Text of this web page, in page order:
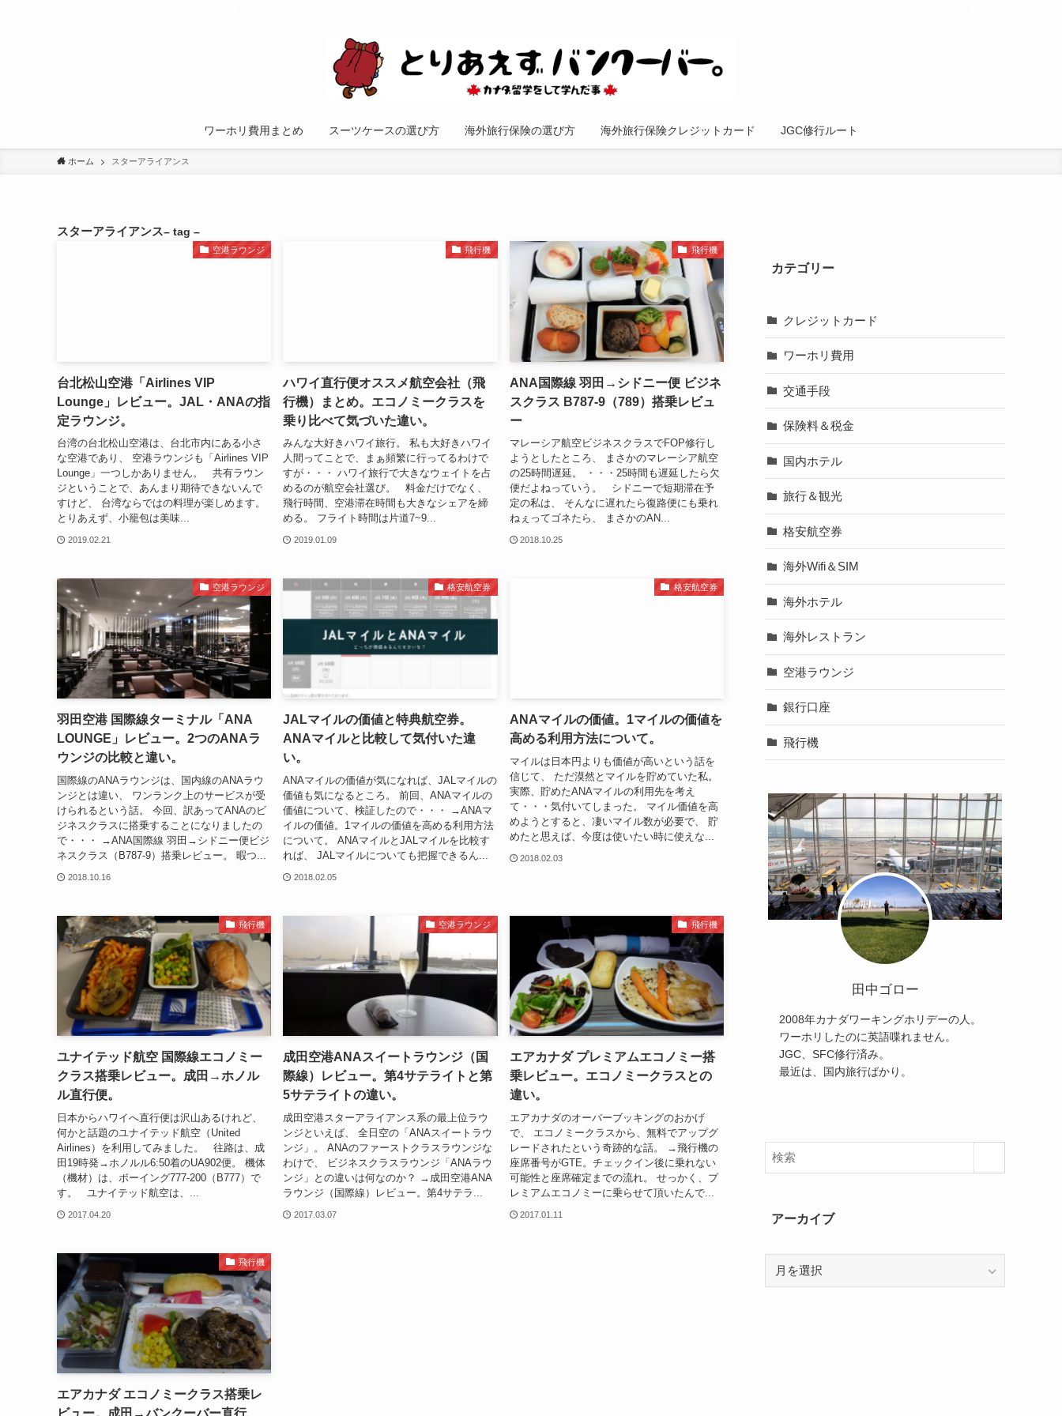
ワーホリ費用まとめ スーツケースの選び方 海外旅行保険の選び方 海外旅行保険クレジットカード JGC修行ルート
ホーム スターアライアンス
スターアライアンス– tag –
空港ラウンジ
台北松山空港「Airlines VIP
Lounge」レビュー。JAL・ANAの指
定ラウンジ。
台湾の台北松山空港は、台北市内にある小さ
な空港であり、 空港ラウンジも「Airlines VIP
Lounge」一つしかありません。 共有ラウン
ジということで、あんまり期待できないんで
すけど、 台湾ならではの料理が楽しめます。
とりあえず、小籠包は美味...
2019.02.21
飛行機
ハワイ直行便オススメ航空会社（飛
行機）まとめ。エコノミークラスを
乗り比べて気づいた違い。
みんな大好きハワイ旅行。 私も大好きハワイ
人間ってことで、まぁ頻繁に行ってるわけで
すが・・・ ハワイ旅行で大きなウェイトを占
めるのが航空会社選び。 料金だけでなく、
飛行時間、空港滞在時間も大きなシェアを締
める。 フライト時間は片道7~9...
2019.01.09
飛行機
ANA国際線 羽田→シドニー便 ビジネ
スクラス B787-9（789）搭乗レビュ
ー
マレーシア航空ビジネスクラスでFOP修行し
ようとしたところ、 まさかのマレーシア航空
の25時間遅延。 ・・・25時間も遅延したら欠
便だよねっていう。 シドニーで短期滞在予
定の私は、 そんなに遅れたら復路便にも乗れ
ねぇってゴネたら、 まさかのAN...
2018.10.25
空港ラウンジ
羽田空港 国際線ターミナル「ANA
LOUNGE」レビュー。2つのANAラ
ウンジの比較と違い。
国際線のANAラウンジは、国内線のANAラウ
ンジとは違い、 ワンランク上のサービスが受
けられるという話。 今回、訳あってANAのビ
ジネスクラスに搭乗することになりましたの
で・・・ →ANA国際線 羽田→シドニー便ビジ
ネスクラス（B787-9）搭乗レビュー。 暇つ...
2018.10.16
格安航空券
JALマイルの価値と特典航空券。
ANAマイルと比較して気付いた違
い。
ANAマイルの価値が気になれば、JALマイルの
価値も気になるところ。 前回、ANAマイルの
価値について、検証したので・・・ →ANAマ
イルの価値。1マイルの価値を高める利用方法
について。 ANAマイルとJALマイルを比較す
れば、 JALマイルについても把握できるん...
2018.02.05
格安航空券
ANAマイルの価値。1マイルの価値を
高める利用方法について。
マイルは日本円よりも価値が高いという話を
信じて、 ただ漠然とマイルを貯めていた私。
実際、貯めたANAマイルの利用先を考え
て・・・気付いてしまった。 マイル価値を高
めようとすると、凄いマイル数が必要で、 貯
めたと思えば、今度は使いたい時に使えな...
2018.02.03
飛行機
ユナイテッド航空 国際線エコノミー
クラス搭乗レビュー。成田→ホノル
ル直行便。
日本からハワイへ直行便は沢山あるけれど、
何かと話題のユナイテッド航空（United
Airlines）を利用してみました。 往路は、成
田19時発→ホノルル6:50着のUA902便。 機体
（機材）は、ボーイング777-200（B777）で
す。 ユナイテッド航空は、...
2017.04.20
空港ラウンジ
成田空港ANAスイートラウンジ（国
際線）レビュー。第4サテライトと第
5サテライトの違い。
成田空港スターアライアンス系の最上位ラウ
ンジといえば、 全日空の「ANAスイートラウ
ンジ」。 ANAのファーストクラスラウンジな
わけで、 ビジネスクラスラウンジ「ANAラウ
ンジ」との違いは何なのか？ →成田空港ANA
ラウンジ（国際線）レビュー。第4サテラ...
2017.03.07
飛行機
エアカナダ プレミアムエコノミー搭
乗レビュー。エコノミークラスとの
違い。
エアカナダのオーバーブッキングのおかげ
で、 エコノミークラスから、無料でアップグ
レードされたという奇跡的な話。 →飛行機の
座席番号がGTE。チェックイン後に乗れない
可能性と座席確定までの流れ。 せっかく、プ
レミアムエコノミーに乗らせて頂いたんで...
2017.01.11
飛行機
エアカナダ エコノミークラス搭乗レ
カテゴリー
クレジットカード
ワーホリ費用
交通手段
保険料＆税金
国内ホテル
旅行＆観光
格安航空券
海外Wifi＆SIM
海外ホテル
海外レストラン
空港ラウンジ
銀行口座
飛行機
田中ゴロー
2008年カナダワーキングホリデーの人。
ワーホリしたのに英語喋れません。
JGC、SFC修行済み。
最近は、国内旅行ばかり。
アーカイブ